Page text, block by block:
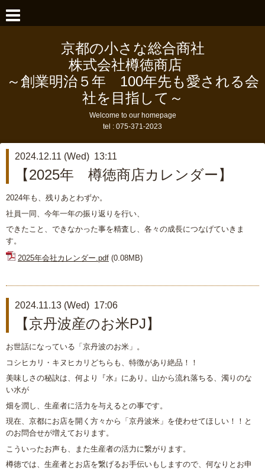
京都の小さな総合商社
株式会社樽徳商店
～創業明治５年 100年先も愛される会
社を目指して～
Welcome to our homepage
tel : 075-371-2023
2024.12.11 (Wed) 13:11
【2025年 樽徳商店カレンダー】
2024年も、残りあとわずか。
社員一同、今年一年の振り返りを行い、
できたこと、できなかった事を精査し、各々の成長につなげていきま
す。
2025年会社カレンダー.pdf (0.08MB)
2024.11.13 (Wed) 17:06
【京丹波産のお米PJ】
お世話になっている「京丹波のお米」。
コシヒカリ・キヌヒカリどちらも、特徴があり絶品！！
美味しさの秘訣は、何より『水』にあり。山から流れ落ちる、濁りのな
い水が
畑を潤し、生産者に活力を与えるとの事です。
現在、京都にお店を開く方々から「京丹波米」を使わせてほしい！！と
のお問合せが増えております。
こういったお声も、また生産者の活力に繋がります。
樽徳では、生産者とお店を繋げるお手伝いもしますので、何なりとお申